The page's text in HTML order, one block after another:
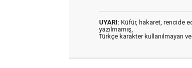
UYARI: Küfür, hakaret, rencide
yazılmamış,
Türkçe karakter kullanılmayan